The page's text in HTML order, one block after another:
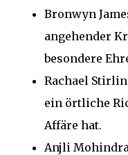
Bronwyn
angehender
besondere
Rachael
ein örtliche
Affäre hat.
Anjli